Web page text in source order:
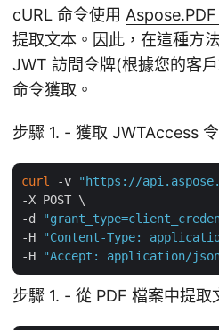
cURL 命令使用
提取文本。因此，在這種方
JWT 訪問令牌(根據您的客
命令獲取。
步驟 1. - 獲取 JWTAccess 令
curl -v "https://
-X POST \
-d
-H
"Content-Type:
-H
"Accept: application/
步驟 1. - 從 PDF 檔案中提取